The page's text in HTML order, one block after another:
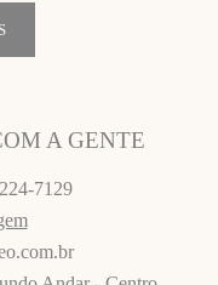
A GENTE
7129